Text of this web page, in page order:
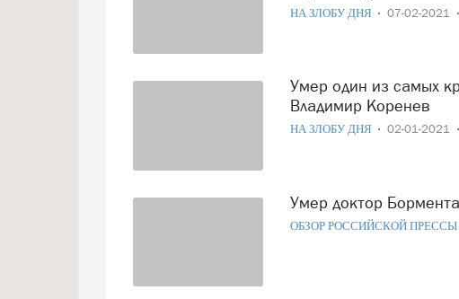
НА ЗЛОБУ ДНЯ 07-02-2021
Умер один из самых красивых актеров советского кино
Владимир Коренев
НА ЗЛОБУ ДНЯ 02-01-2021
Умер доктор
ОБЗОР РОССИЙСКОЙ ПРЕССЫ